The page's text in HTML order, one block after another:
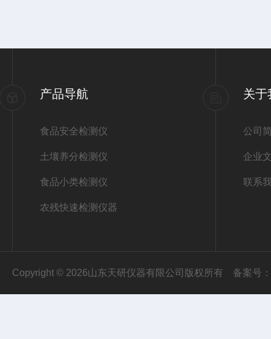
产品导航
食品安全检测仪
土壤养分检测仪
食品小类检测仪
农残快速检测仪器
关于
公司
企业
联系
Copyright © 2026山东天研仪器有限公司版权所有 备案号